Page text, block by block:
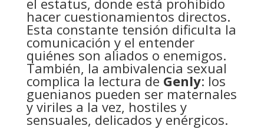
hacer cuestionamientos directos.
Esta constante tensión dificulta la
comunicación y el entender
quiénes son aliados o enemigos.
También, la ambivalencia sexual
complica la lectura de Genly: los
guenianos pueden ser maternales
y viriles a la vez, hostiles y
sensuales, delicados y enérgicos.